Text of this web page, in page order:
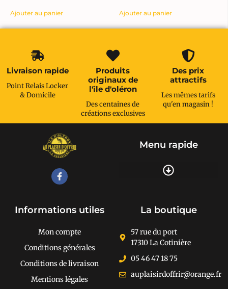
Ajouter au panier Ajouter au panier
Livraison rapide
Point Relais Locker
& Domicile
Produits
originaux de
l'île d'oléron
Des centaines de
créations exclusives
Des prix
attractifs
Les mêmes tarifs
qu'en magasin !
Menu rapide
Informations utiles
Mon compte
Conditions générales
Conditions de livraison
Mentions légales
La boutique
57 rue du port
17310 La Cotinière
05 46 47 18 75
auplaisirdoffrir@orange.fr